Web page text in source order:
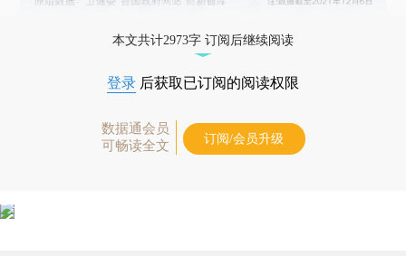
本文共计2973字 订阅后继续阅读
登录 后获取已订阅的阅读权限
数据通会员
可畅读全文
订阅/会员升级